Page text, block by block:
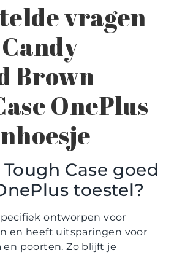
vragen
Brown
OnePlus
Case goed
toestel?
ontworpen voor
en heeft uitsparingen voor
en poorten. Zo blijft je